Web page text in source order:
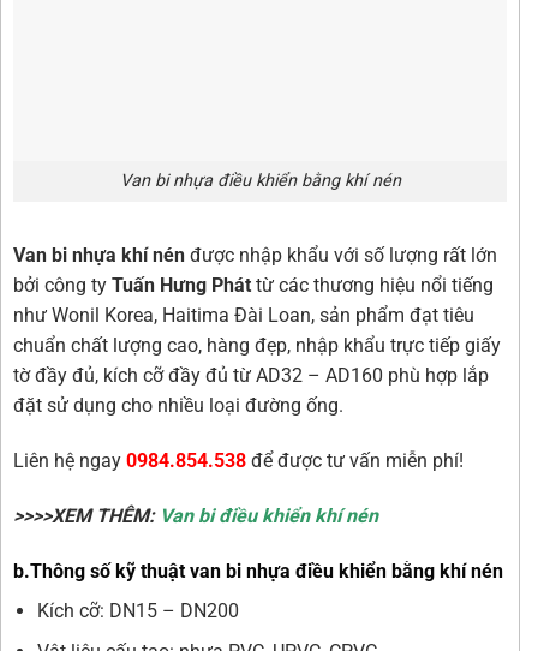
Van bi nhựa điều khiển bằng khí nén
Van bi nhựa khí nén được nhập khẩu với số lượng rất lớn
bởi công ty Tuấn Hưng Phát từ các thương hiệu nổi tiếng
như Wonil Korea, Haitima Đài Loan, sản phẩm đạt tiêu
chuẩn chất lượng cao, hàng đẹp, nhập khẩu trực tiếp giấy
tờ đầy đủ, kích cỡ đầy đủ từ AD32 – AD160 phù hợp lắp
đặt sử dụng cho nhiều loại đường ống.
Liên hệ ngay 0984.854.538 để được tư vấn miễn phí!
>>>>XEM THÊM: Van bi điều khiển khí nén
b.Thông số kỹ thuật van bi nhựa điều khiển bằng khí nén
Kích cỡ: DN15 – DN200